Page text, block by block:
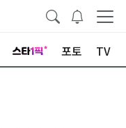
포토 TV